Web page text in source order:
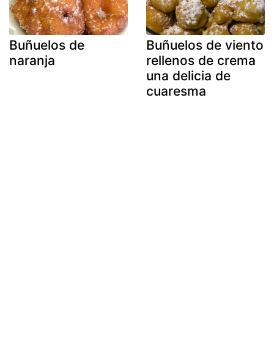
Buñuelos de
naranja
Buñuelos de viento
rellenos de crema
una delicia de
cuaresma